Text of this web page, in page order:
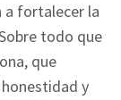
a fortalecer la
todo que
que
y